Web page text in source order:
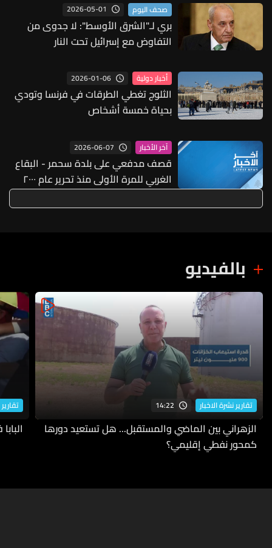
صحف اليوم 2026-05-01
بري لـ"الشرق الأوسط": لا جدوى من
التفاوض مع إسرائيل تحت النار
أخبار دولية 2026-01-06
الثلوج تغطي الطرقات في فرنسا وتودي
بحياة خمسة أشخاص
آخر الأخبار 2026-06-07
قصف مدفعي على بلدة سحمر - البقاع
الغربي للمرة الأولى منذ تحرير عام ٢٠٠٠
بالفيديو
تقارير نشرة الاخبار 14:22
الزهراني بين الماضي والمستقبل... هل تستعيد دورها
كمحور نفطي إقليمي؟